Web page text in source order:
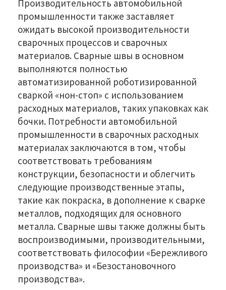
Производительность автомобильной
промышленности также заставляет
ожидать высокой производительности
сварочных процессов и сварочных
материалов. Сварные швы в основном
выполняются полностью
автоматизированной роботизированной
сваркой «нон-стоп» с использованием
расходных материалов, таких упаковках как
бочки. Потребности автомобильной
промышленности в сварочных расходных
материалах заключаются в том, чтобы
соответствовать требованиям
конструкции, безопасности и облегчить
следующие производственные этапы,
такие как покраска, в дополнение к сварке
металлов, подходящих для основного
металла. Сварные швы также должны быть
воспроизводимыми, производительными,
соответствовать философии «Бережливого
производства» и «Безостановочного
производства».